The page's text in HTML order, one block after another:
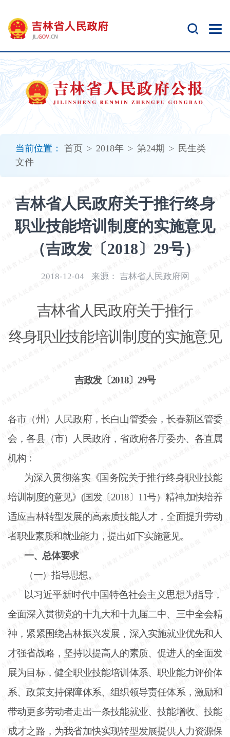
当前位置： 首页 > 2018年 > 第24期 > 民生类
文件
吉林省人民政府关于推行终身
职业技能培训制度的实施意见
（吉政发〔2018〕29号）
2018-12-04 来源： 吉林省人民政府网
吉林省人民政府关于推行
终身职业技能培训制度的实施意见
吉政发〔2018〕29号
各市（州）人民政府，长白山管委会，长春新区管委
会，各县（市）人民政府，省政府各厅委办、各直属
机构：
为深入贯彻落实《国务院关于推行终身职业技能
培训制度的意见》 (国发〔2018〕11号）精神,加快培养
适应吉林转型发展的高素质技能人才，全面提升劳动
者职业素质和就业能力，提出如下实施意见。
一、总体要求
（一）指导思想。
以习近平新时代中国特色社会主义思想为指导，
全面深入贯彻党的十九大和十九届二中、三中全会精
神，紧紧围绕吉林振兴发展，深入实施就业优先和人
才强省战略，坚持以提高人的素质、促进人的全面发
展为目标，健全职业技能培训体系、职业能力评价体
系、政策支持保障体系、组织领导责任体系，激励和
带动更多劳动者走出一条技能就业、技能增收、技能
成才之路，为我省加快实现转型发展提供人力资源保
开
无
障
碍
说
明
加